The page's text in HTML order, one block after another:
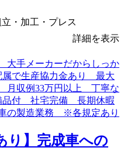
立・加工・プレス
詳細を表示
り】完成車への